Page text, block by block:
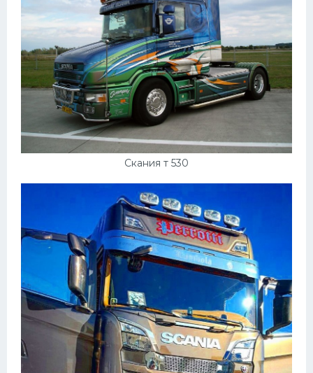
Скания т 530